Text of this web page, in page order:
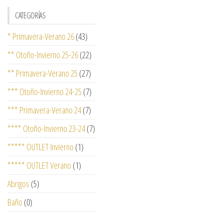
CATEGORÍAS
* Primavera-Verano 26(43)
** Otoño-Invierno 25-26(22)
** Primavera-Verano 25 (27)
*** Otoño-Invierno 24-25 (7)
*** Primavera-Verano 24(7)
**** Otoño-Invierno 23-24(7)
***** OUTLET Invierno (1)
***** OUTLET Verano (1)
Abrigos (5)
Baño (0)